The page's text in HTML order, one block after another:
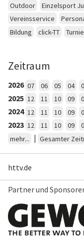
Outdoor
Einzelsport
Vereinsservice
Bildung
click-TT
Zeitraum
2026 07 06 05 04
2025 12 11 10 09
2024 12 11 10 09
2023 12 11 10 09
mehr...
| Gesamter
httv.de
Partner und